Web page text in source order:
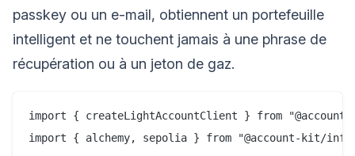
passkey ou un e-mail, obtiennent un portefeuille
intelligent et ne touchent jamais à une phrase de
récupération ou à un jeton de gaz.
import { createLightAccountClient } from
import { alchemy, sepolia } from "@account-kit/